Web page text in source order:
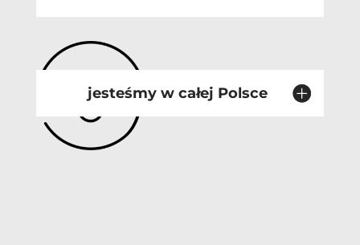
jesteśmy w całej Polsce